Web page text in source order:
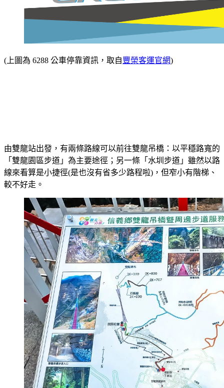
(上圖為 6288 公車停靠資訊，取自豐榮客運官網)
由雙龍站出發，有兩條路線可以前往雙龍吊橋：以平穩路寬的
「雙龍園區步道」為主要途徑；另一條「水圳步道」雖然以路
線來看算是小捷徑(是也沒有省多少路程啦)，但窄小有階梯、
較不好走。